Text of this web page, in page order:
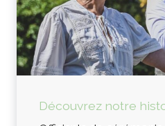
Découvrez notre